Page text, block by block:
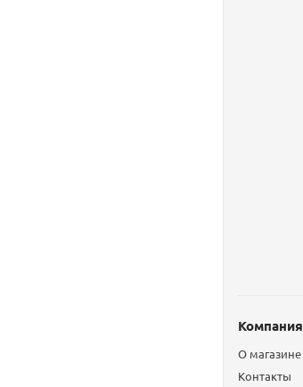
Компания
О магазине
Контакты